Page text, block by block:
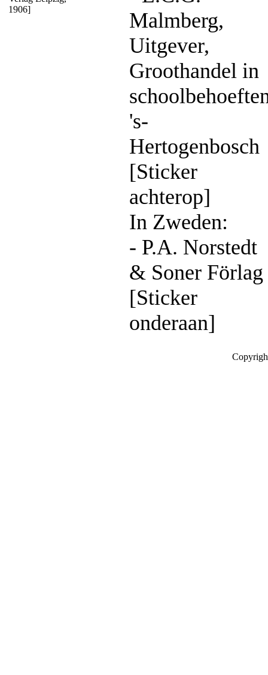
1906]
Malmberg,
Uitgever,
Groothandel in
's-
Hertogenbosch
[Sticker
achterop]
In Zweden:
- P.A. Norstedt
& Soner Förlag
[Sticker
onderaan]